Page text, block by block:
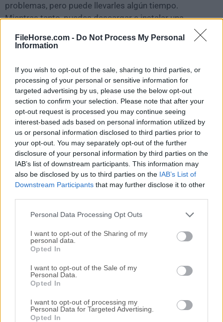
FileHorse.com - Do Not Process My Personal
Information
If you wish to opt-out of the sale, sharing to third parties, or
processing of your personal or sensitive information for
targeted advertising by us, please use the below opt-out
section to confirm your selection. Please note that after your
opt-out request is processed you may continue seeing
interest-based ads based on personal information utilized by
us or personal information disclosed to third parties prior to
your opt-out. You may separately opt-out of the further
disclosure of your personal information by third parties on the
IAB’s list of downstream participants. This information may
also be disclosed by us to third parties on the IAB’s List of
Downstream Participants that may further disclose it to other
Personal Data Processing Opt Outs
I want to opt-out of the Sharing of my
personal data.
Opted In
I want to opt-out of the Sale of my
Personal Data.
Opted In
I want to opt-out of processing my
Personal Data for Targeted Advertising.
Opted In
problemas, pero puede llevarles algún tiempo.
Mientras tanto, puedes descargar e instalar una
reciente de Virtual DJo leer nuestra reseña,
simplemente hazclic aquí .
Todas las versiones antiguas distribuidas en nuestro
sitio web son completamente libres de virus y están
disponibles para su descarga sin costo alguno.
Nos encantaría saber de ti
Si tienes alguna pregunta o idea que desees compartir